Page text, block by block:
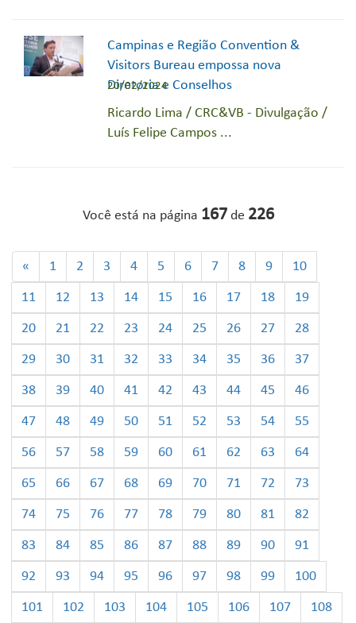
Campinas e Região Convention &
Visitors Bureau empossa nova
Diretoria e Conselhos
20/02/2024
Ricardo Lima / CRC&VB - Divulgação /
Luís Felipe Campos ...
Você está na página 167de 226
« 1 2 3 4 5 6 7 8 9 10
11 12 13 14 15 16 17 18 19
20 21 22 23 24 25 26 27 28
29 30 31 32 33 34 35 36 37
38 39 40 41 42 43 44 45 46
47 48 49 50 51 52 53 54 55
56 57 58 59 60 61 62 63 64
65 66 67 68 69 70 71 72 73
74 75 76 77 78 79 80 81 82
83 84 85 86 87 88 89 90 91
92 93 94 95 96 97 98 99 100
101 102 103 104 105 106 107 108